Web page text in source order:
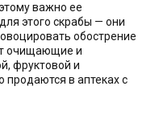
важно ее
этого скрабы — они
обострение
очищающие и
фруктовой и
продаются в аптеках с